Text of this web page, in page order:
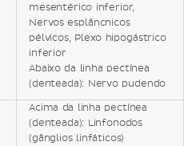
mesentérico inferior,
Nervos esplâncnicos
pélvicos, Plexo hipogástrico
inferior
Abaixo da linha pectínea
(denteada): Nervo pudendo
Acima da linha pectínea
(denteada): Linfonodos
(gânglios linfáticos)